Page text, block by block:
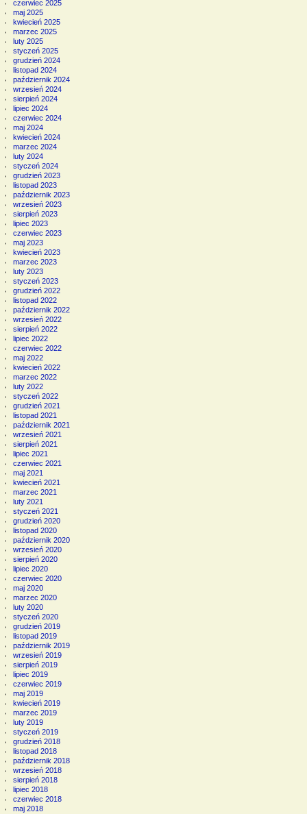
czerwiec 2025
maj 2025
kwiecień 2025
marzec 2025
luty 2025
styczeń 2025
grudzień 2024
listopad 2024
październik 2024
wrzesień 2024
sierpień 2024
lipiec 2024
czerwiec 2024
maj 2024
kwiecień 2024
marzec 2024
luty 2024
styczeń 2024
grudzień 2023
listopad 2023
październik 2023
wrzesień 2023
sierpień 2023
lipiec 2023
czerwiec 2023
maj 2023
kwiecień 2023
marzec 2023
luty 2023
styczeń 2023
grudzień 2022
listopad 2022
październik 2022
wrzesień 2022
sierpień 2022
lipiec 2022
czerwiec 2022
maj 2022
kwiecień 2022
marzec 2022
luty 2022
styczeń 2022
grudzień 2021
listopad 2021
październik 2021
wrzesień 2021
sierpień 2021
lipiec 2021
czerwiec 2021
maj 2021
kwiecień 2021
marzec 2021
luty 2021
styczeń 2021
grudzień 2020
listopad 2020
październik 2020
wrzesień 2020
sierpień 2020
lipiec 2020
czerwiec 2020
maj 2020
marzec 2020
luty 2020
styczeń 2020
grudzień 2019
listopad 2019
październik 2019
wrzesień 2019
sierpień 2019
lipiec 2019
czerwiec 2019
maj 2019
kwiecień 2019
marzec 2019
luty 2019
styczeń 2019
grudzień 2018
listopad 2018
październik 2018
wrzesień 2018
sierpień 2018
lipiec 2018
czerwiec 2018
maj 2018